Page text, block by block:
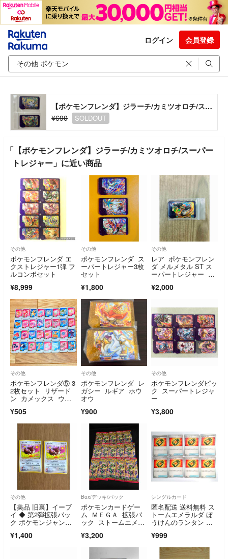
ログイン 会員登録
【ポケモンフレンダ】ジラーチ/カミツオロチ/スーパートレジャー
¥690
SOLDOUT
「【ポケモンフレンダ】ジラーチ/カミツオロチ/スーパー
トレジャー」に近い商品
その他
ポケモンフレンダ エ
クストレジャー1弾 フ
ルコンボセット
¥8,999
その他
ポケモンフレンダ ス
ーパートレジャー3枚
セット
¥1,800
その他
レア ポケモンフレン
ダ メルメタル ST ス
ーパートレジャー フ
¥2,000
その他
ポケモンフレンダ⑤ 3
2枚セット リザード
ン カメックス ウナ
¥505
その他
ポケモンフレンダ レ
ガシー ルギア ホウ
オウ
¥900
その他
ポケモンフレンダピッ
ク スーパートレジャ
ー
¥3,800
その他
【美品 旧裏】イーブ
イ ◆ 第2弾拡張パッ
ク ポケモンジャング
¥1,400
Box/デッキ/パック
ポケモンカードゲー
ム ＭＥＧＡ 拡張パ
ック ストームエメラ
¥3,200
シングルカード
匿名配送 送料無料 ス
トームエメラルダ ぼ
うけんのランタン ノ
¥999